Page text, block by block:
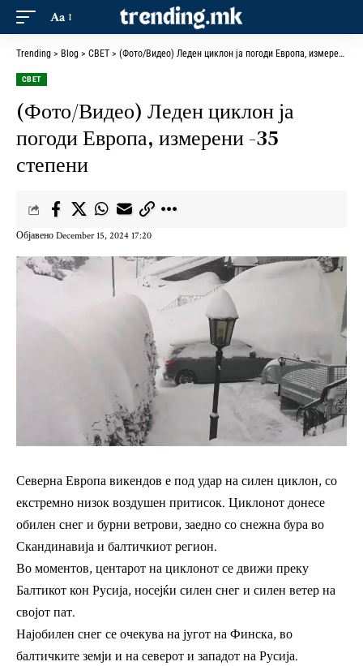
Aa
Trending > Blog > СВЕТ > (Фото/Видео) Леден циклон ја погоди Европа, измерени -35 степени
СВЕТ
(Фото/Видео) Леден циклон ја
погоди Европа, измерени -35
степени
Објавено December 15, 2024 17:20
Северна Европа викендов е под удар на силен циклон, со
екстремно низок воздушен притисок. Циклонот донесе
обилен снег и бурни ветрови, заедно со снежна бура во
Скандинавија и балтичкиот регион.
Во моментов, центарот на циклонот се движи преку
Балтикот кон Русија, носејќи силен снег и силен ветер на
својот пат.
Најобилен снег се очекува на југот на Финска, во
балтичките земји и на северот и западот на Русија.